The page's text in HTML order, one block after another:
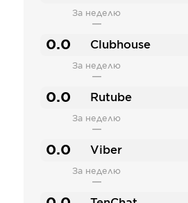
За неделю
—
0.0 Clubhouse
За неделю
—
0.0 Rutube
За неделю
—
0.0 Viber
За неделю
—